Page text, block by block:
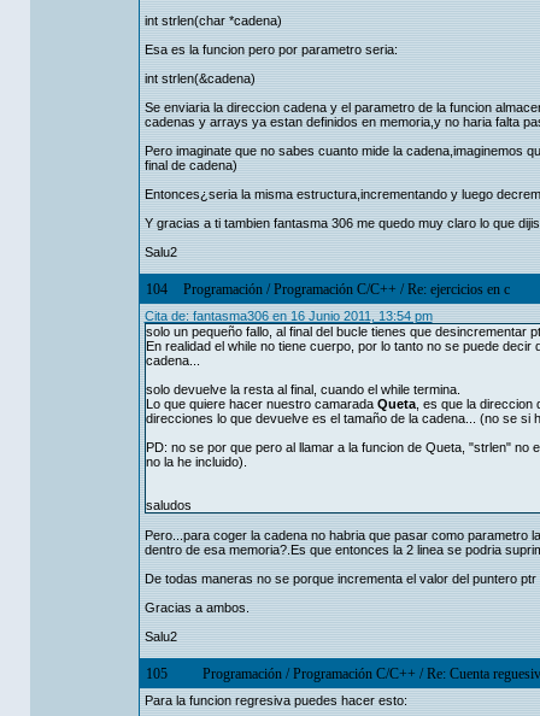
int strlen(char *cadena)
Esa es la funcion pero por parametro seria:
int strlen(&cadena)
Se enviaria la direccion cadena y el parametro de la funcion
cadenas y arrays ya estan definidos en memoria,y no haria falta
Pero imaginate que no sabes cuanto mide la cadena,imaginemos
final de cadena)
Entonces¿seria la misma estructura,incrementando y luego
Y gracias a ti tambien fantasma 306 me quedo muy claro lo que
Salu2
104 Programación/Programación C/C++ /Re: ejercicios en c
Cita de: fantasma306 en 16 Junio 2011, 13:54 pm
solo un pequeño fallo, al final del bucle tienes que desincrementar
En realidad el while no tiene cuerpo, por lo tanto no se puede
cadena...
solo devuelve la resta al final, cuando el while termina.
Lo que quiere hacer nuestro camarada Queta, es que la direccion
direcciones lo que devuelve es el tamaño de la cadena... (no se si
PD: no se por que pero al llamar a la funcion de Queta, "strlen"
no la he incluido).
saludos
Pero...para coger la cadena no habria que pasar como parametro
dentro de esa memoria?.Es que entonces la 2 linea se podria
De todas maneras no se porque incrementa el valor del puntero
Gracias a ambos.
Salu2
105 Programación/Programación C/C++ /Re: Cuenta
Para la funcion regresiva puedes hacer esto: